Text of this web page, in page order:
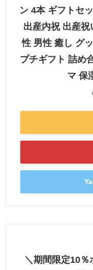
ン 4本 ギフトセ
出産内祝 出産
性 男性 癒し グ
プチギフト 詰め
マ 保
＼期間限定10